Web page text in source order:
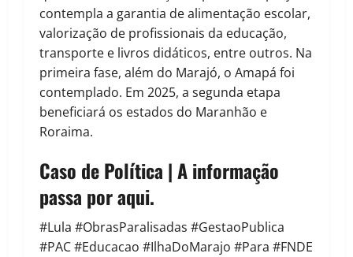
contempla a garantia de alimentação escolar,
valorização de profissionais da educação,
transporte e livros didáticos, entre outros. Na
primeira fase, além do Marajó, o Amapá foi
contemplado. Em 2025, a segunda etapa
beneficiará os estados do Maranhão e
Roraima.
Caso de Política | A informação
passa por aqui.
#Lula #ObrasParalisadas #GestaoPublica
#PAC #Educacao #IlhaDoMarajo #Para #FNDE